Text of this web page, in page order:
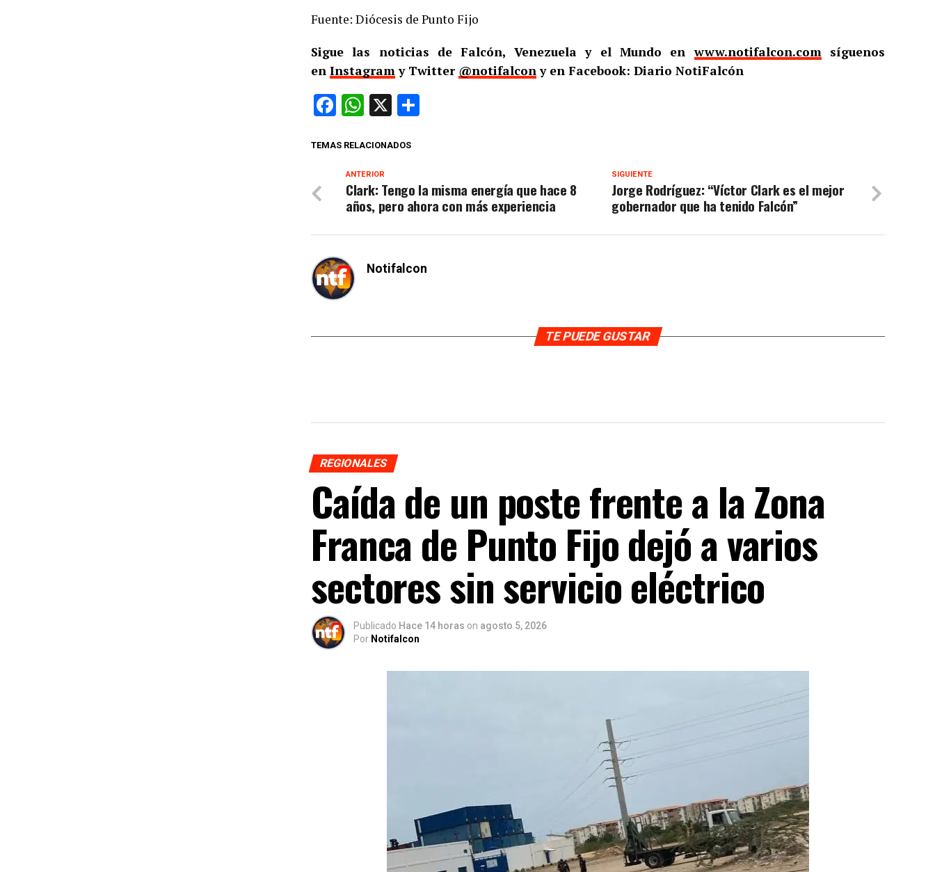
Fuente: Diócesis de Punto Fijo
Sigue las noticias de Falcón, Venezuela y el Mundo enwww.notifalcon.comsíguenos
en Instagramy Twitter @notifalcony en Facebook: Diario NotiFalcón
Facebook
WhatsApp
X
TEMAS RELACIONADOS
SIGUIENTE
Jorge Rodríguez: “Víctor Clark es el mejor
gobernador que ha tenido Falcón”
ANTERIOR
Clark: Tengo la misma energía que hace 8
años, pero ahora con más experiencia
Notifalcon
TE PUEDE GUSTAR
REGIONALES
Caída de un poste frente a la Zona
Franca de Punto Fijo dejó a varios
sectores sin servicio eléctrico
Publicado Hace 14 horas on agosto 5, 2026
Por Notifalcon